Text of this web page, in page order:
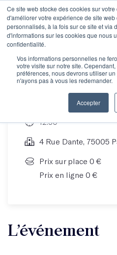
Ce site web stocke des cookies sur
d'améliorer votre expérience de site
personnalisés, à la fois sur ce site et via
d'informations sur les cookies que nous
confidentialité.
Vos informations personnelles ne
votre visite sur notre site.
préférences, nous devrons utiliser
n'ayons pas à vous les redemander.
Accepter
Découvrez
12:30
4 Rue Dante, 75005
Prix sur place 0 €
Prix en ligne 0 €
L’événement